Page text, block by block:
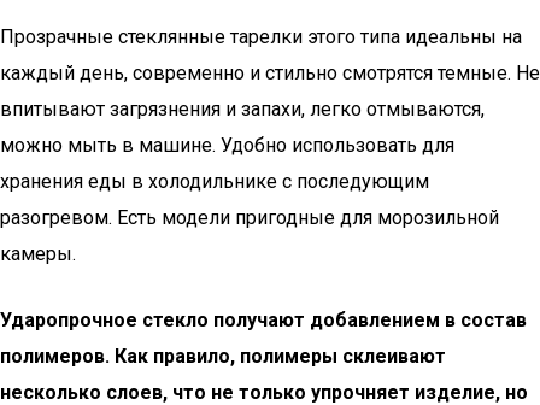
Прозрачные стеклянные тарелки этого типа идеальны на
каждый день, современно и стильно смотрятся темные. Не
впитывают загрязнения и запахи, легко отмываются,
можно мыть в машине. Удобно использовать для
хранения еды в холодильнике с последующим
разогревом. Есть модели пригодные для морозильной
камеры.
Ударопрочное стекло получают добавлением в состав
полимеров. Как правило, полимеры склеивают
несколько слоев, что не только упрочняет изделие, но